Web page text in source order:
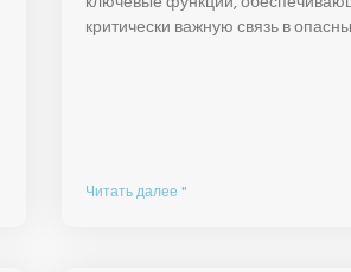
критически важную связь в
Читать далее "